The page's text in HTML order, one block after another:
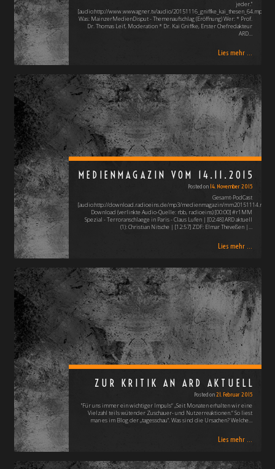
jeder."
[audio:http://www.wwwagner.tv/audio/20151116_gniffke_kai_thesen_64.mp3]
Was: MainzerMedienDisput - Themenaufschlag (Eröffnung) Wer: * Prof.
Dr. Thomas Leif, Moderation * Dr. Kai Gniffke, Erster Chefredakteur
ARD…
Lies mehr ...
MEDIENMAGAZIN VOM 14.11.2015
Posted on 14. November 2015
Gesamt-PodCast
[audio:http://download.radioeins.de/mp3/medienmagazin/mm20151114.mp3]
Download (verlinkte Audio-Quelle: rbb, radioeins) [00:00] #r1MM
Spezial - Terroranschlaege in Paris - Claus Lufen | [02:48] ARD aktuell
(1): Christian Nitsche | [12:57] ZDF: Elmar Theveßen |…
Lies mehr ...
ZUR KRITIK AN ARD AKTUELL
Posted on21. Februar 2015
"Für uns immer ein wichtiger Impuls“ „Seit Monaten erhalten wir eine
Vielzahl teils wütender Zuschauer- und Nutzerreaktionen.“ So liest
man es im Blog der „tagesschau". Was sind die Ursachen? Welche…
Lies mehr ...